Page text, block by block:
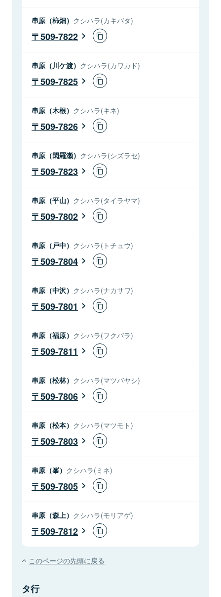
串原（柿畑） クシハラ(カキバタ)
509-7822
串原（川ケ渡） クシハラ(カワカド)
509-7825
串原（木根） クシハラ(キネ)
509-7826
串原（閑羅瀬） クシハラ(シズラセ)
509-7823
串原（平山） クシハラ(タイラヤマ)
509-7802
串原（戸中） クシハラ(トチュウ)
509-7804
串原（中沢） クシハラ(ナカサワ)
509-7801
串原（福原） クシハラ(フクバラ)
509-7811
串原（松林） クシハラ(マツバヤシ)
509-7806
串原（松本） クシハラ(マツモト)
509-7803
串原（峯） クシハラ(ミネ)
509-7805
串原（森上） クシハラ(モリアゲ)
509-7812
このページの先頭に戻る
タ行